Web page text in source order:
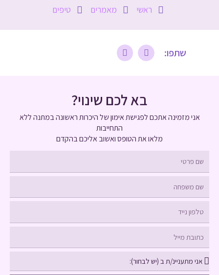
ראשי מאמרים טיפים
שתפו:
בא לכם שינוי?
אני מזמינה אתכם לפגישת אימון של היכרות ראשונה במתנהללא
התחייבות
מלאו את הטופס ואשוב אליכם בהקדם
פרטי
משפחה
נייד
מייל
בחירה